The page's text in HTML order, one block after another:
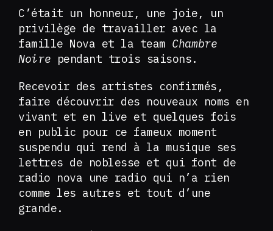
C’était un honneur, une joie, un
privilège de travailler avec la
famille Nova et la team Chambre
Noire pendant trois saisons.
Recevoir des artistes confirmés,
faire découvrir des nouveaux noms en
vivant et en live et quelques fois
en public pour ce fameux moment
suspendu qui rend à la musique ses
lettres de noblesse et qui font de
radio nova une radio qui n’a rien
comme les autres et tout d’une
grande.